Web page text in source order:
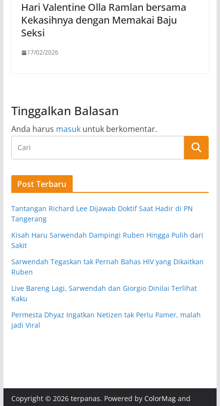
Hari Valentine Olla Ramlan bersama
Kekasihnya dengan Memakai Baju
Seksi
17/02/2026
Tinggalkan Balasan
Anda harus masukuntuk berkomentar.
Post Terbaru
Tantangan Richard Lee Dijawab Doktif Saat Hadir di PN
Tangerang
Kisah Haru Sarwendah Dampingi Ruben Hingga Pulih dari
Sakit
Sarwendah Tegaskan tak Pernah Bahas HIV yang Dikaitkan
Ruben
Live Bareng Lagi, Sarwendah dan Giorgio Dinilai Terlihat
Kaku
Permesta Dhyaz Ingatkan Netizen tak Perlu Pamer, malah
jadi Viral
Copyright © 2026 terpanas. Powered by ColorMagand